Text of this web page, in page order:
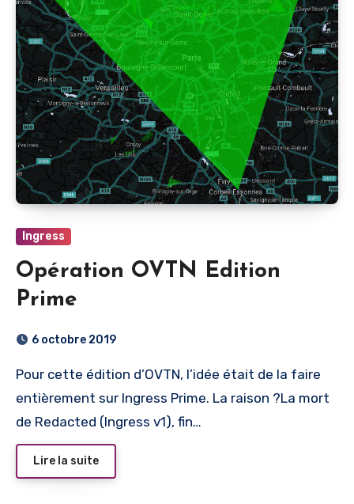
Ingress
Opération OVTN Edition
Prime
6 octobre 2019
Pour cette édition d’OVTN, l’idée était de la faire
entièrement sur Ingress Prime. La raison ?La mort
de Redacted (Ingress v1), fin…
Lire la suite